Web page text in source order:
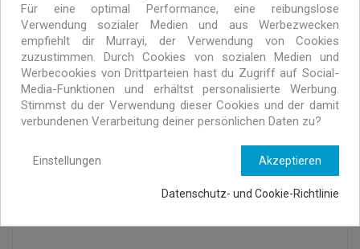
Kostenloser Versand auf alle Bestellungen über 99€
innerhalb von Europa
Handgemacht mit umweltfreundlichen Materialien
Exklusive Angebote nur für MURRAYI Abonnenten
Für eine optimal Performance, eine reibungslose
Verwendung sozialer Medien und aus Werbezwecken
empfiehlt dir Murrayi, der Verwendung von Cookies
zuzustimmen. Durch Cookies von sozialen Medien und
Werbecookies von Drittparteien hast du Zugriff auf Social-
Media-Funktionen und erhältst personalisierte Werbung.
Stimmst du der Verwendung dieser Cookies und der damit
verbundenen Verarbeitung deiner persönlichen Daten zu?
Akzeptieren
Einstellungen
Datenschutz- und Cookie-Richtlinie